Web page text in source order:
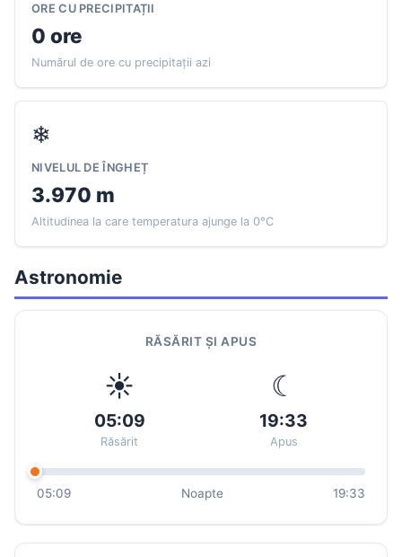
ORE CU PRECIPITAȚII
0 ore
Numărul de ore cu precipitații azi
❄
NIVELUL DE ÎNGHEȚ
3.970 m
Altitudinea la care temperatura ajunge la 0°C
Astronomie
RĂSĂRIT ȘI APUS
☀
05:09
Răsărit
☾
19:33
Apus
05:09 Noapte 19:33